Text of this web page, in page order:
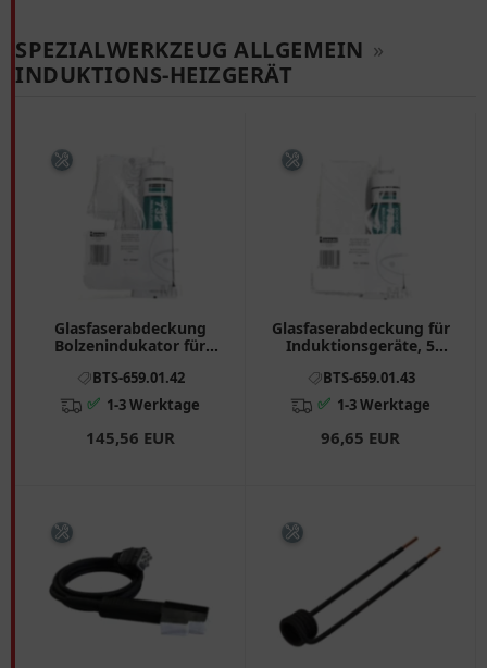
SPEZIALWERKZEUG ALLGEMEIN »
INDUKTIONS-HEIZGERÄT
Glasfaserabdeckung
Bolzenindukator für
GYSDUCTION AUTO 10
Stück
BTS-659.01.42
✅ 1-3 Werktage
145,56 EUR
Glasfaserabdeckung für
Induktionsgeräte, 5
BTS-659.01.43
✅ 1-3 Werktage
96,65 EUR